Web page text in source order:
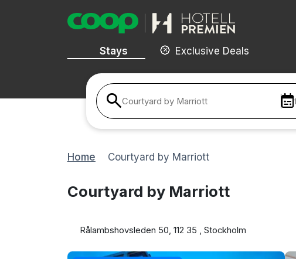
Stays Exclusive Deals
Courtyard by Marriott
Home Courtyard by Marriott
Courtyard by Marriott
Rålambshovsleden 50, 112 35 , Stockholm